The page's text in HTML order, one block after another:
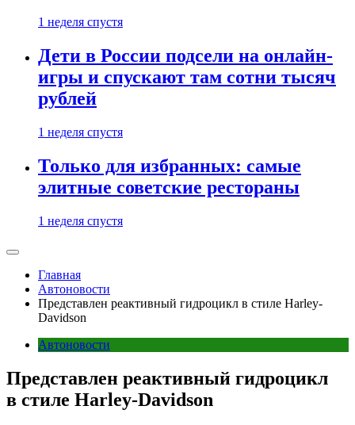
1 неделя спустя
Дети в России подсели на онлайн-
игры и спускают там сотни тысяч
рублей
1 неделя спустя
Только для избранных: самые
элитные советские рестораны
1 неделя спустя
Главная
Автоновости
Представлен реактивный гидроцикл в стиле Harley-
Davidson
Автоновости
Представлен реактивный гидроцикл
в стиле Harley-Davidson